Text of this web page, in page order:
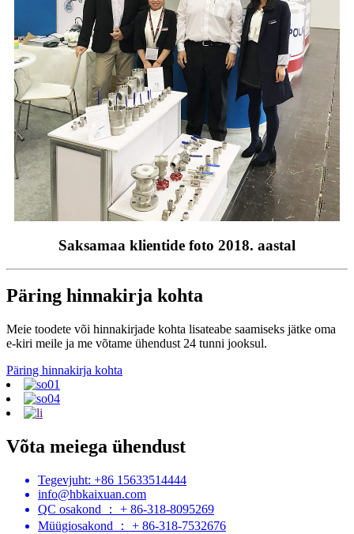
Saksamaa klientide foto 2018. aastal
Päring hinnakirja kohta
Meie toodete või hinnakirjade kohta lisateabe saamiseks jätke oma
e-kiri meile ja me võtame ühendust 24 tunni jooksul.
Päring hinnakirja kohta
Võta meiega ühendust
Tegevjuht: +86 15633514444
info@hbkaixuan.com
QC osakond ： + 86-318-8095269
Müügiosakond ： + 86-318-7532676